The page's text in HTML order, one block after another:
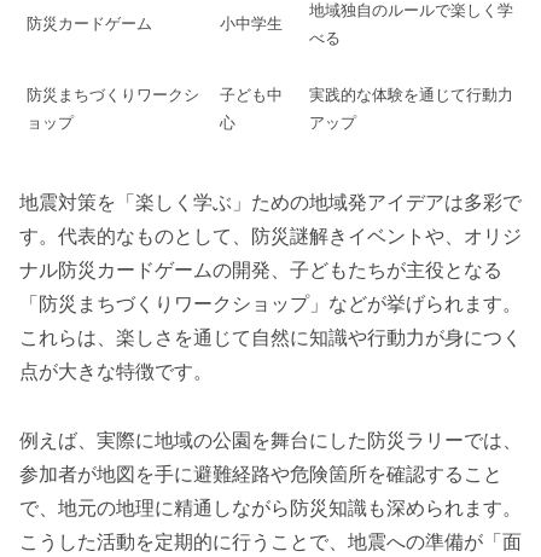
防災カードゲーム 小中学生
地域独自のルールで楽しく学
べる
防災まちづくりワークシ
ョップ
子ども中
心
実践的な体験を通じて行動力
アップ
地震対策を「楽しく学ぶ」ための地域発アイデアは多彩で
す。代表的なものとして、防災謎解きイベントや、オリジ
ナル防災カードゲームの開発、子どもたちが主役となる
「防災まちづくりワークショップ」などが挙げられます。
これらは、楽しさを通じて自然に知識や行動力が身につく
点が大きな特徴です。
例えば、実際に地域の公園を舞台にした防災ラリーでは、
参加者が地図を手に避難経路や危険箇所を確認すること
で、地元の地理に精通しながら防災知識も深められます。
こうした活動を定期的に行うことで、地震への準備が「面